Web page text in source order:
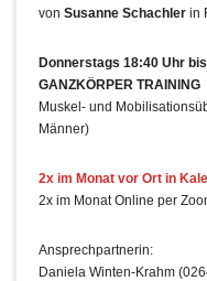
von Susanne Schachler in
Donnerstags 18:40 Uhr
GANZKÖRPER TRAINING
Muskel- und
Männer)
2x im Monat vor Ort in
2x im Monat Online per
Ansprechpartnerin:
Daniela Winten-Krahm